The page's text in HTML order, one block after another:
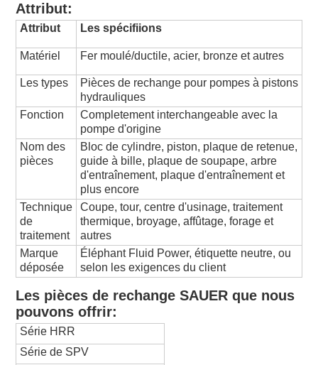
Attribut:
Attribut Les spécifiions
Matériel Fer moulé/ductile, acier, bronze et autres
Les types
Pièces de rechange pour pompes à pistons
hydrauliques
Fonction
Completement interchangeable avec la
pompe d'origine
Nom des
pièces
Bloc de cylindre, piston, plaque de retenue,
guide à bille, plaque de soupape, arbre
d'entraînement, plaque d'entraînement et
plus encore
Technique
de
traitement
Coupe, tour, centre d'usinage, traitement
thermique, broyage, affûtage, forage et
autres
Marque
déposée
Éléphant Fluid Power, étiquette neutre, ou
selon les exigences du client
Les pièces de rechange SAUER que nous
pouvons offrir:
Série HRR
Série de SPV